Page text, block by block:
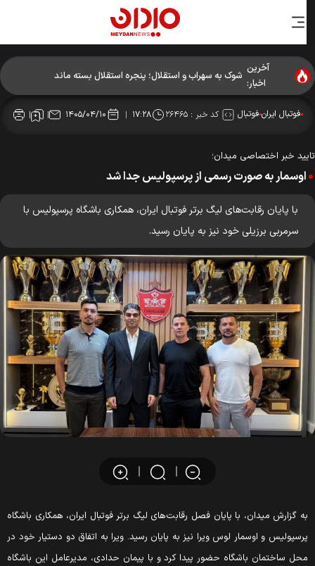
آخرین
اخبار:
شوک به سهراب و استقلال؛ پنجره استقلال بسته ماند
فوتبال ایرانفوتبال کد خبر : ۲۶۴۶۵ ۱۷:۲۸ ۱۴۰۵/۰۴/۱۰
خبر اختصاصی میدان؛
اوسمار به صورت رسمی از پرسپولیس جدا شد
با پایان رقابت‌های لیگ برتر فوتبال ایران، همکاری باشگاه پرسپولیس با
سرمربی برزیلی خود نیز به پایان رسید.
گزارش میدان، با پایان فصل رقابت‌های لیگ برتر فوتبال ایران، همکاری باشگاه
و اوسمار لوس ویرا نیز به پایان رسید. ویرا به اتفاق دو دستیار خود در
ساختمان باشگاه حضور پیدا کرد و با پیمان حدادی، مدیرعامل این باشگاه